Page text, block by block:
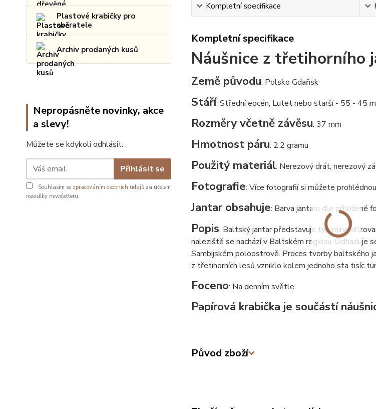
Plastové krabičky pro
sběratele
Archiv prodaných kusů
Nepropásněte novinky, akce
a slevy!
Můžete se kdykoli odhlásit.
Přihlásit se
Souhlasím se zpracováním osobních údajů za účelem
rozesílky newsletteru.
Kompletní specifikace
Kompletní specifikace
Náušnice z třetihorního
Země původu: Polsko Gdaňsk
Stáří: Střední eocén, Lutet nebo starší - 55 - 45
Rozměry včetně závěsu: 37 mm
Hmotnost páru: 2.2 gramu
Použitý materiál: Nerezový drát, nerezový
Fotografie: Více fotografií si můžete
Jantar obsahuje: Barva jantaru dle přiložené
Popis: Baltský jantar představuje typ
naleziště se nachází v Baltském regionu. Odhaduje
Sambijském poloostrově. Proces tvorby baltského
z třetihorních lesů vzniklo kolem jednoho sta tisíc
Foceno: Na denním světle
Papírová krabička je součástí
Původ zboží